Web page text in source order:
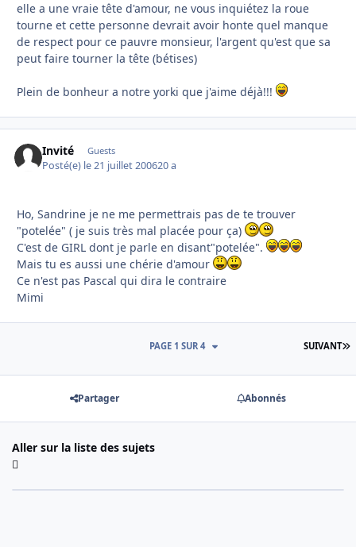
elle a une vraie tête d'amour, ne vous inquiétez la roue
tourne et cette personne devrait avoir honte quel manque
de respect pour ce pauvre monsieur, l'argent qu'est que sa
peut faire tourner la tête (bétises)
Plein de bonheur a notre yorki que j'aime déjà!!!
Invité Guests
Posté(e) le 21 juillet 200620 a
Ho, Sandrine je ne me permettrais pas de te trouver
"potelée" ( je suis très mal placée pour ça)
C'est de GIRL dont je parle en disant"potelée".
Mais tu es aussi une chérie d'amour
Ce n'est pas Pascal qui dira le contraire
Mimi
SUIVANT
PAGE 1 SUR 4
Partager Abonnés
Aller sur la liste des sujets